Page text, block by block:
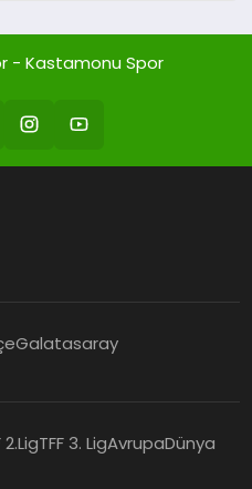
- Kastamonu Spor
Galatasaray
2.LigTFF 3. LigAvrupaDünya